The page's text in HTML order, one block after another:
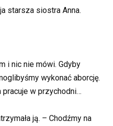
starsza siostra Anna.
i nic nie mówi. Gdyby
wykonać aborcję.
pracuje w przychodni…
ją. – Chodźmy na